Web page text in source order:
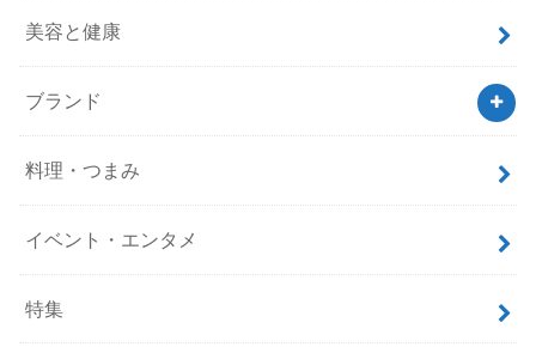
美容と健康
ブランド
料理・つまみ
イベント・エンタメ
特集